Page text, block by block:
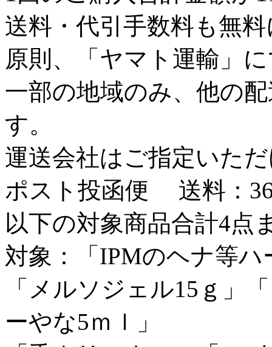
送料・代引手数料も無料
原則、「ヤマト運輸」
一部の地域のみ、他の
す。
運送会社はご指定いた
ポスト投函便
送料：
以下の対象商品合計4点
対象：「IPMのヘナ等
「メルソジェル15ｇ」
ーやな5ｍｌ」